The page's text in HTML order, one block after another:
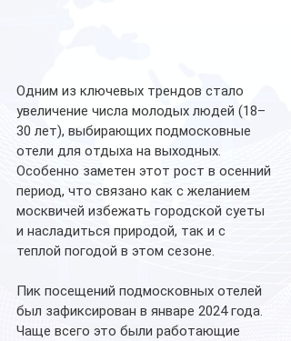
Одним из ключевых трендов стало
увеличение числа молодых людей (18–
30 лет), выбирающих подмосковные
отели для отдыха на выходных.
Особенно заметен этот рост в осенний
период, что связано как с желанием
москвичей избежать городской суеты
и насладиться природой, так и с
теплой погодой в этом сезоне.
Пик посещений подмосковных отелей
был зафиксирован в январе 2024 года.
Чаще всего это были работающие